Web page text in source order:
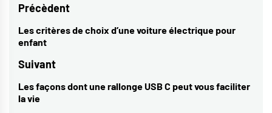
Navigation
de
Précèdent
Previous
post:
Les critères de choix d’une voiture électrique pour
enfant
Suivant
Next
post:
Les façons dont une rallonge USB C peut vous faciliter
la vie